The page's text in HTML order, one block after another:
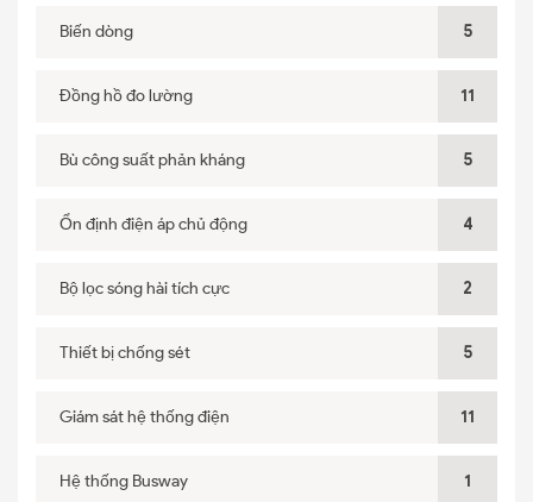
Biến dòng 5
Đồng hồ đo lường 11
Bù công suất phản kháng 5
Ổn định điện áp chủ động 4
Bộ lọc sóng hài tích cực 2
Thiết bị chống sét 5
Giám sát hệ thống điện 11
Hệ thống Busway 1